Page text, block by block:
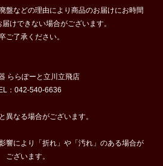
盤などの理由により商品のお届けにお時間
けできない場合がございます。
ご了承ください。
ららぽーと立川立飛店
：042-540-6636
異なる場合がございます。
響により「折れ」や「汚れ」のある場合が
ございます。